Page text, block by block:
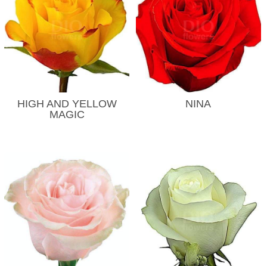
HIGH AND YELLOW
MAGIC
NINA